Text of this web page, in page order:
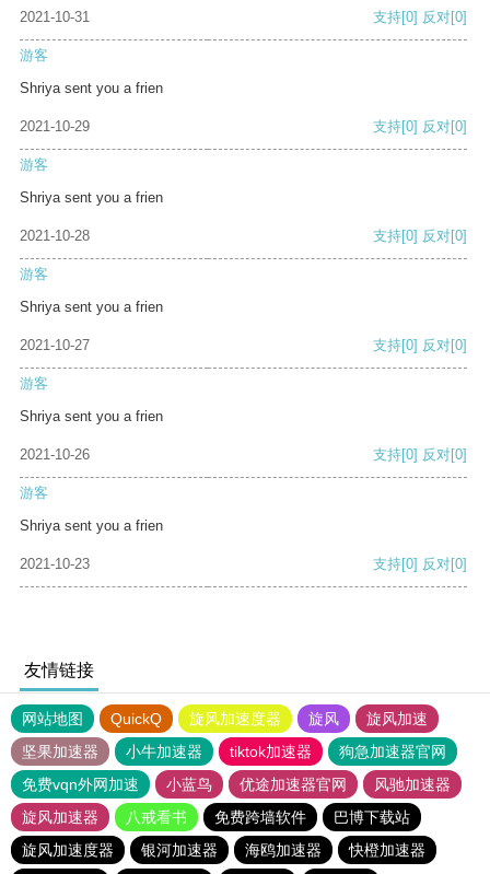
2021-10-31 支持[0] 反对[0]
游客
Shriya sent you a frien
2021-10-29 支持[0] 反对[0]
游客
Shriya sent you a frien
2021-10-28 支持[0] 反对[0]
游客
Shriya sent you a frien
2021-10-27 支持[0] 反对[0]
游客
Shriya sent you a frien
2021-10-26 支持[0] 反对[0]
游客
Shriya sent you a frien
2021-10-23 支持[0] 反对[0]
友情链接
网站地图 QuickQ 旋风加速度器 旋风
旋风加速
坚果加速器
小牛加速器 tiktok加速器
狗急加速器官网
免费vqn外网加速
小蓝鸟 优途加速器官网
风驰加速器
旋风加速器
八戒看书 免费跨墙软件
巴博下载站
旋风加速度器
银河加速器 海鸥加速器 快橙加速器